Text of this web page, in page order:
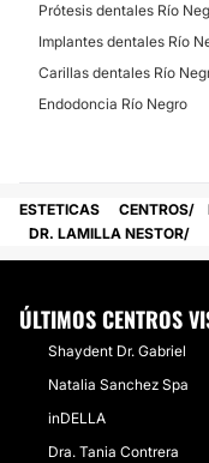
Prótesis dentales Río
Implantes dentales Río
Carillas dentales Río
Endodoncia Río Negro
ESTETICAS CENTROS
DR. LAMILLA NESTOR
ÚLTIMOS CENTROS
Shaydent Dr. Gabriel
Natalia Sanchez Spa
inDELLA
Dra. Tania Contrera